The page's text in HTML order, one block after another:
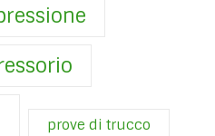
prove di trucco